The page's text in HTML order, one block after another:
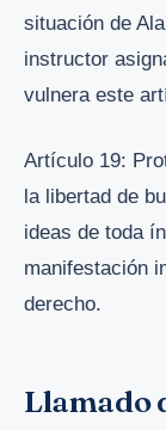
situación de
instructor
vulnera este
Artículo 19:
la libertad de
ideas de toda
manifestación
derecho.
Llamado